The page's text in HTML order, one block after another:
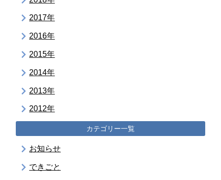
2017年
2016年
2015年
2014年
2013年
2012年
カテゴリー一覧
お知らせ
できごと